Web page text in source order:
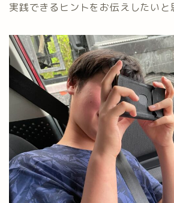
実践できるヒントをお伝えしたいと